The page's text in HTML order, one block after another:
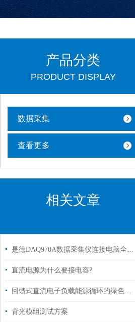
产品分类
PRODUCT DISPLAY
数据采集
查看更多
相关文章
是德DAQ970A数据采集仪连接电脑全攻略
直流电源为什么要接电容?
回馈式直流电子负载能源循环的绿色引擎
背光模组测试方案